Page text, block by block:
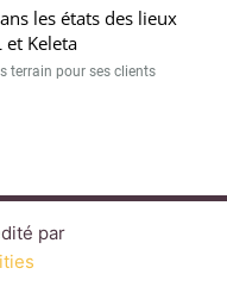
les états des lieux
et Keleta
terrain pour ses clients
par